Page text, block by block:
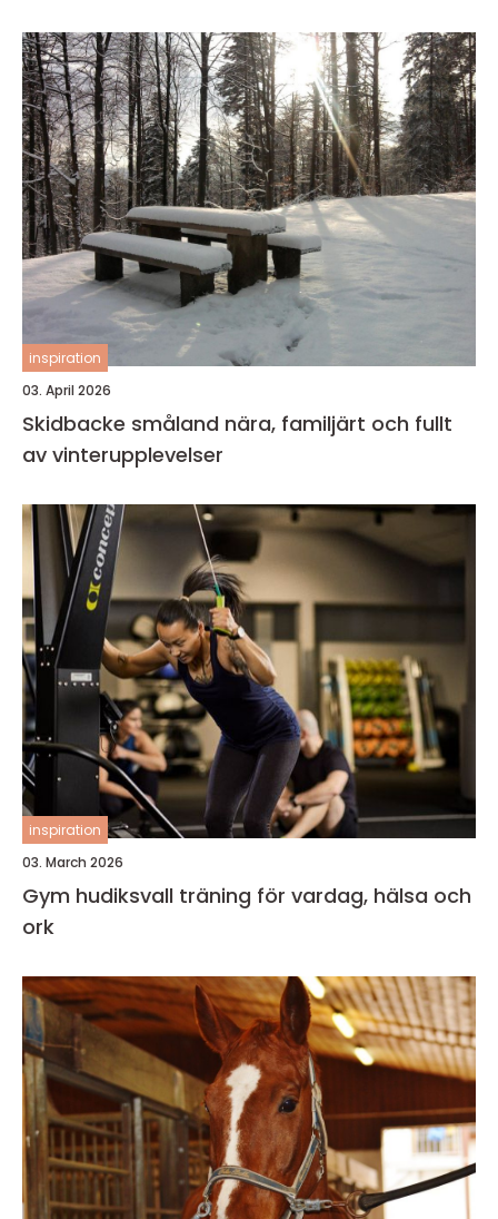
inspiration
03. April 2026
Skidbacke småland nära, familjärt och fullt
av vinterupplevelser
inspiration
03. March 2026
Gym hudiksvall träning för vardag, hälsa och
ork